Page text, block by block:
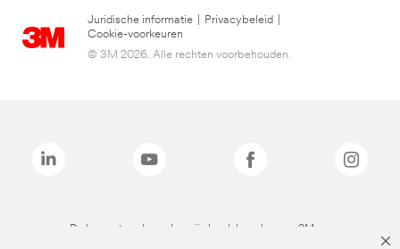
Juridische informatie Privacybeleid
Cookie-voorkeuren
© 3M 2026. Alle rechten voorbehouden.
De bovenstaande merken zijn handelsmerken van 3M.we